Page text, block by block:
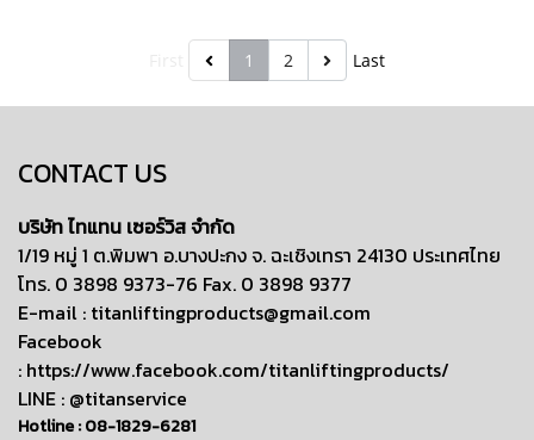
1 2 Last
CONTACT US
บริษัท ไทแทน เซอร์วิส จำกัด
1/19 หมู่ 1 ต.พิมพา อ.บางปะกง จ. ฉะเชิงเทรา 24130 ประเทศไทย
โทร. 0 3898 9373-76 Fax. 0 3898 9377
E-mail : titanliftingproducts@gmail.com
Facebook
: https://www.facebook.com/titanliftingproducts/
LINE : @titanservice
Hotline :08-1829-6281